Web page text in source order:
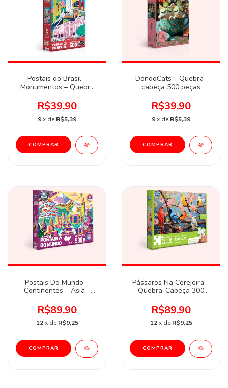
Postais do Brasil –
Monumentos – Quebra
R$39,90
9x de R$5,39
DondoCats – Quebra-
cabeça 500 peças
R$39,90
9x de R$5,39
Postais Do Mundo –
Continentes – Ásia –
Peças
R$89,90
12 x de R$9,25
Pássaros Na Cerejeira –
Quebra-Cabeça 300
R$89,90
12 x de R$9,25